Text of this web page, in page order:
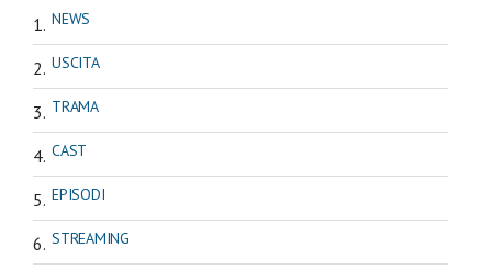
NEWS
USCITA
TRAMA
CAST
EPISODI
STREAMING